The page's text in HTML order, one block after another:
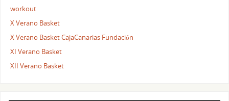
workout
X Verano Basket
X Verano Basket CajaCanarias Fundación
XI Verano Basket
XII Verano Basket